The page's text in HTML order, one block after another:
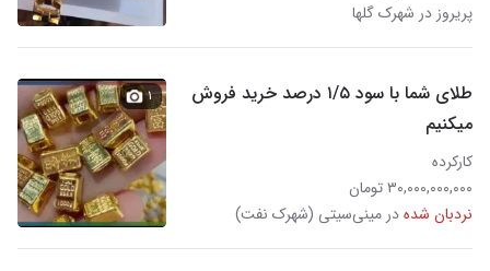
پریروز در شهرک گلها
طلای شما با سود ۱/۵ درصد خرید فروش
میکنیم
کارکرده
۳۰,۰۰۰,۰۰۰,۰۰۰ تومان
نردبان شدهدر مینی‌سیتی (شهرک نفت)
۱